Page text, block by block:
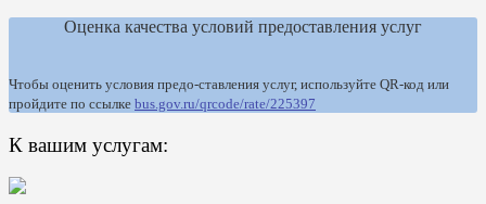
Оценка качества условий предоставления услуг
Чтобы оценить условия предо-ставления услуг, используйте QR-код или
пройдите по ссылке bus.gov.ru/qrcode/rate/225397
К вашим услугам: